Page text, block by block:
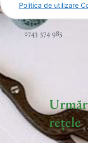
Politica de utilizare
office@invitatii-
0743 374 985
rețele